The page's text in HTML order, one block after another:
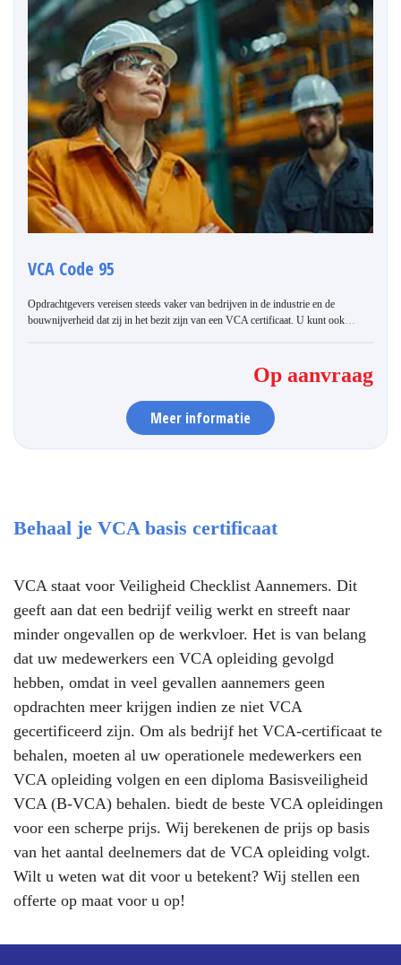
VCA Code 95
Opdrachtgevers vereisen steeds vaker van bedrijven in de industrie en de
bouwnijverheid dat zij in het bezit zijn van een VCA certificaat. U kunt ook
Op aanvraag
Meer informatie
Behaal je VCA basis certificaat
VCA staat voor Veiligheid Checklist Aannemers. Dit
geeft aan dat een bedrijf veilig werkt en streeft naar
minder ongevallen op de werkvloer. Het is van belang
dat uw medewerkers een VCA opleiding gevolgd
hebben, omdat in veel gevallen aannemers geen
opdrachten meer krijgen indien ze niet VCA
gecertificeerd zijn. Om als bedrijf het VCA-certificaat te
behalen, moeten al uw operationele medewerkers een
VCA opleiding volgen en een diploma Basisveiligheid
VCA (B-VCA) behalen. biedt de beste VCA opleidingen
voor een scherpe prijs. Wij berekenen de prijs op basis
van het aantal deelnemers dat de VCA opleiding volgt.
Wilt u weten wat dit voor u betekent? Wij stellen een
offerte op maat voor u op!